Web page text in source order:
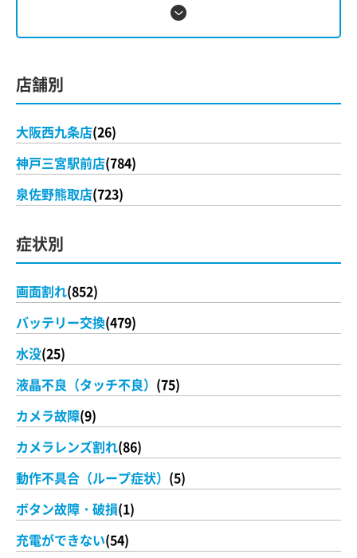
店舗別
大阪西九条店(26)
神戸三宮駅前店(784)
泉佐野熊取店(723)
症状別
画面割れ(852)
バッテリー交換(479)
水没(25)
液晶不良（タッチ不良） (75)
カメラ故障(9)
カメラレンズ割れ(86)
動作不具合（ループ症状） (5)
ボタン故障・破損(1)
充電ができない(54)